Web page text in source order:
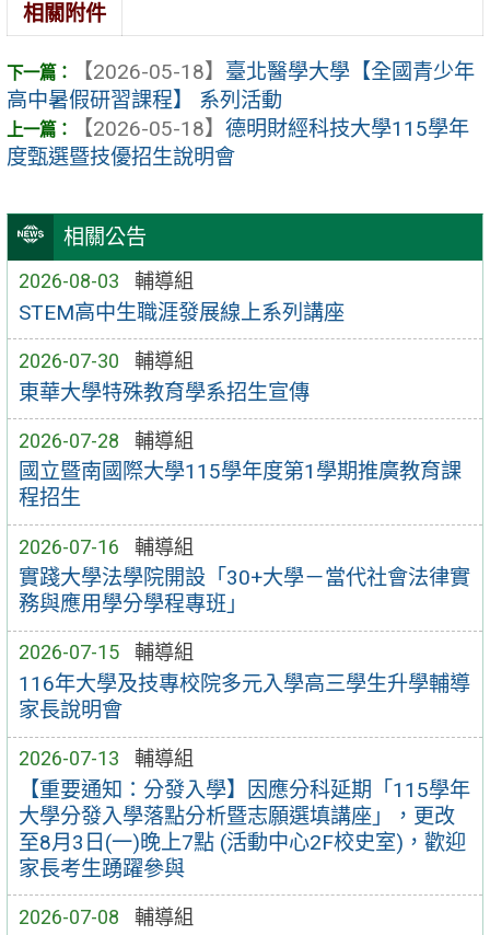
相關公告
2026-08-03 輔導組
STEM高中生職涯發展線上系列講座
2026-07-30 輔導組
東華大學特殊教育學系招生宣傳
2026-07-28 輔導組
國立暨南國際大學115學年度第1學期推廣教育課
程招生
2026-07-16 輔導組
實踐大學法學院開設「30+大學－當代社會法律實
務與應用學分學程專班」
2026-07-15 輔導組
116年大學及技專校院多元入學高三學生升學輔導
家長說明會
2026-07-13 輔導組
【重要通知：分發入學】因應分科延期「115學年
大學分發入學落點分析暨志願選填講座」，更改
至8月3日(一)晚上7點 (活動中心2F校史室)，歡迎
家長考生踴躍參與
2026-07-08 輔導組
相關附件
【2026-05-18】 臺北醫學大學【全國青少年
高中暑假研習課程】 系列活動
【2026-05-18】 德明財經科技大學115學年
度甄選暨技優招生說明會